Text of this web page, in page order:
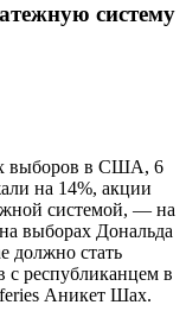
систему
выборов в США, 6
на 14%, акции
системой, — на
выборах Дональда
должно стать
с республиканцем в
Аникет Шах.